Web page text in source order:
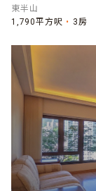
東半山
1,790平方呎
3房